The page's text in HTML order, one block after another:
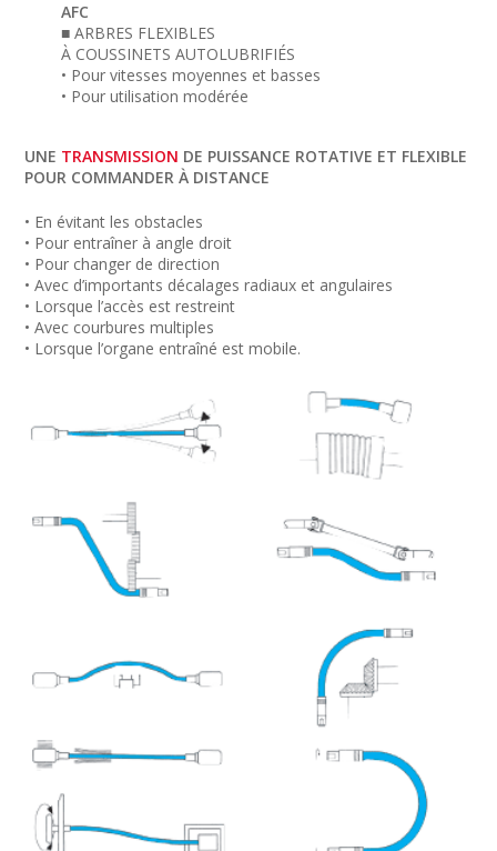
AFC
■ ARBRES FLEXIBLES
À COUSSINETS AUTOLUBRIFIÉS
• Pour vitesses moyennes et basses
• Pour utilisation modérée
UNE TRANSMISSION DE PUISSANCE ROTATIVE ET FLEXIBLE
POUR COMMANDER À DISTANCE
• En évitant les obstacles
• Pour entraîner à angle droit
• Pour changer de direction
• Avec d’importants décalages radiaux et angulaires
• Lorsque l’accès est restreint
• Avec courbures multiples
• Lorsque l’organe entraîné est mobile.